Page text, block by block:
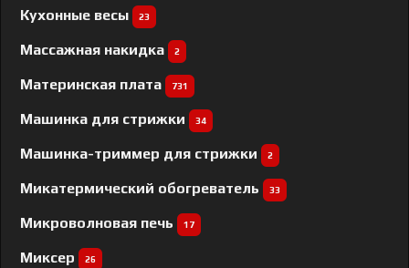
Кухонные весы 23
Массажная накидка 2
Материнская плата 731
Машинка для стрижки 34
Машинка-триммер для стрижки 2
Микатермический обогреватель 33
Микроволновая печь 17
Миксер 26